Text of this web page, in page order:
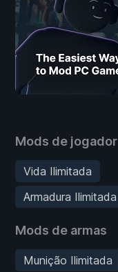
Mods de jogador
Vida Ilimitada
Armadura Ilimitada
Mods de armas
Munição Ilimitada